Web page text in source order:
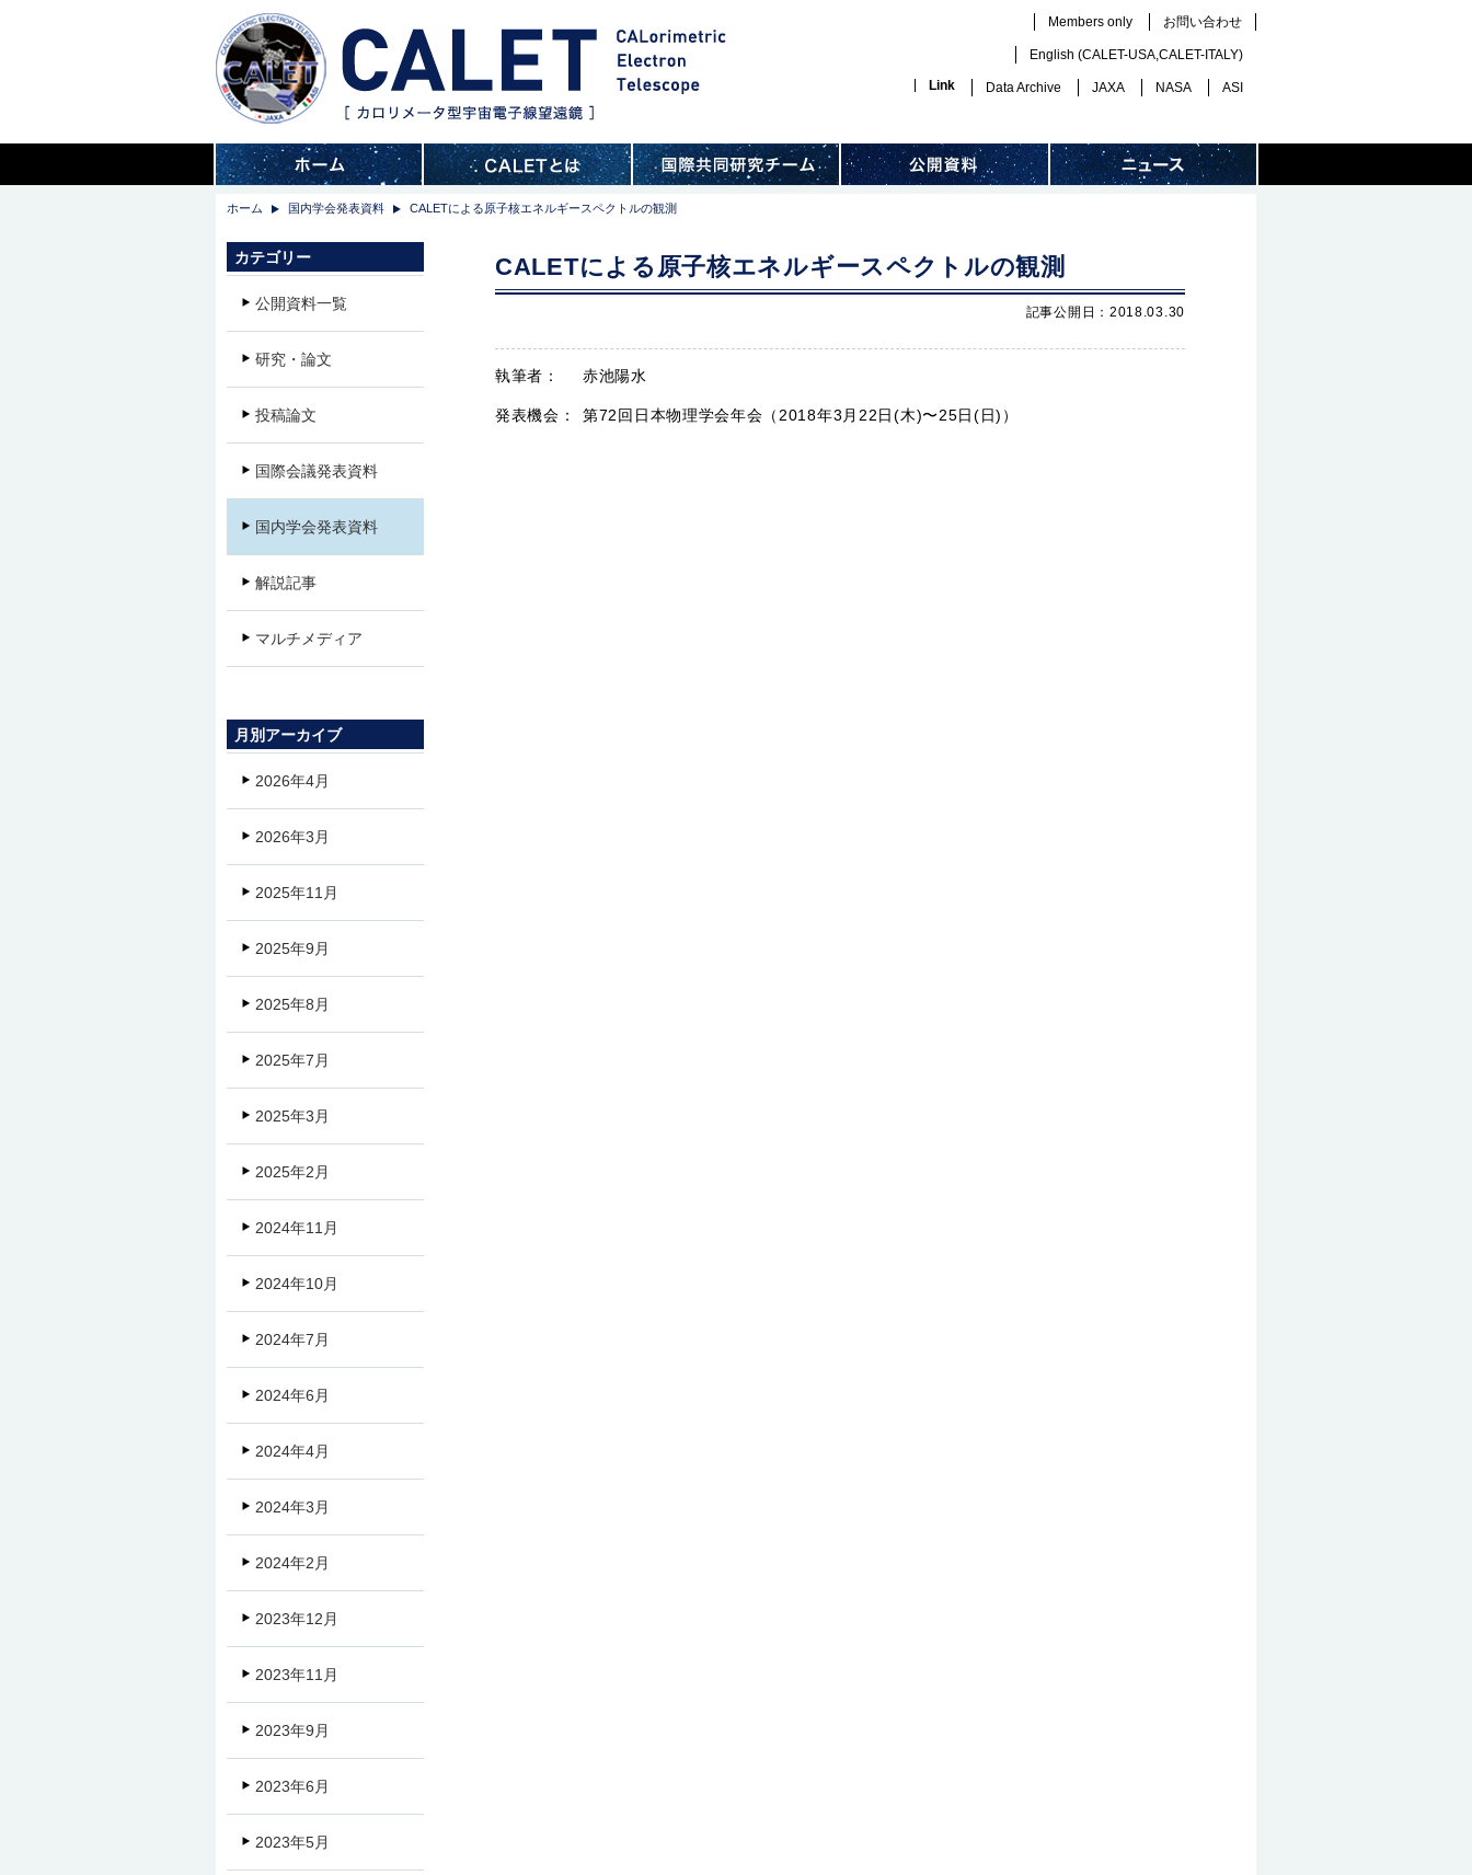
Members only お問い合わせ
English (CALET-USA,CALET-ITALY)
Link
Data Archive JAXA NASA ASI
ホーム 国内学会発表資料 CALETによる原子核エネルギースペクトルの観測
CALETによる原子核エネルギースペクトルの観測
記事公開日：2018.03.30
執筆者： 赤池陽水
発表機会： 第72回日本物理学会年会（2018年3月22日(木)〜25日(日)）
カテゴリー
公開資料一覧
研究・論文
投稿論文
国際会議発表資料
国内学会発表資料
解説記事
マルチメディア
月別アーカイブ
2026年4月
2026年3月
2025年11月
2025年9月
2025年8月
2025年7月
2025年3月
2025年2月
2024年11月
2024年10月
2024年7月
2024年6月
2024年4月
2024年3月
2024年2月
2023年12月
2023年11月
2023年9月
2023年6月
2023年5月